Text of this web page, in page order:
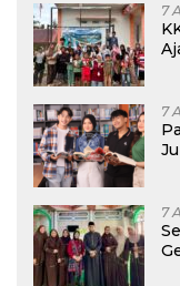
7
7
7